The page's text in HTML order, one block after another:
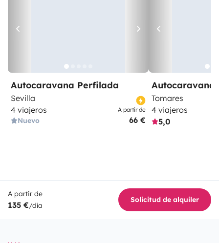
Autocaravana Perfilada
Sevilla
4 viajeros
Nuevo
A partir de
66 €
Autocaravana
Tomares
4 viajeros
5,0
A partir de
135 €/día
Solicitud de alquiler